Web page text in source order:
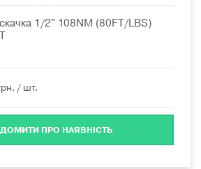
1/2" 108NM (80FT/LBS)
/ шт.
ПРО НАЯВНІСТЬ